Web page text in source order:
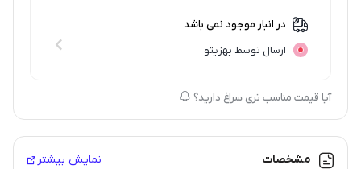
در انبار موجود نمی باشد
ارسال توسط بهزیتو
آیا قیمت مناسب تری سراغ دارید؟
مشخصات نمایش بیشتر